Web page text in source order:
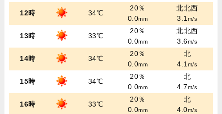
12時 34℃
20％
0.0mm
北北西
3.1m/s
13時 33℃
20％
0.0mm
北北西
3.6m/s
14時 34℃
20％
0.0mm
北
4.1m/s
15時 34℃
20％
0.0mm
北
4.7m/s
16時 33℃
20％
0.0mm
北
4.0m/s